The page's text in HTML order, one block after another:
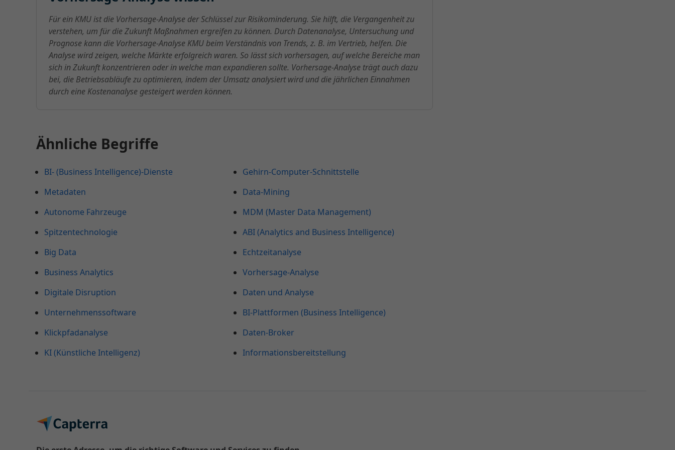
Für ein KMU ist die Vorhersage-Analyse der Schlüssel zur Risikominderung. Sie hilft, die Vergangenheit zu
verstehen, um für die Zukunft Maßnahmen ergreifen zu können. Durch Datenanalyse, Untersuchung und
Prognose kann die Vorhersage-Analyse KMU beim Verständnis von Trends, z. B. im Vertrieb, helfen. Die
Analyse wird zeigen, welche Märkte erfolgreich waren. So lässt sich vorhersagen, auf welche Bereiche man
sich in Zukunft konzentrieren oder in welche man expandieren sollte. Vorhersage-Analyse trägt auch dazu
bei, die Betriebsabläufe zu optimieren, indem der Umsatz analysiert wird und die jährlichen Einnahmen
durch eine Kostenanalyse gesteigert werden können.
Ähnliche Begriffe
BI- (Business Intelligence)-Dienste
Metadaten
Autonome Fahrzeuge
Spitzentechnologie
Big Data
Business Analytics
Digitale Disruption
Unternehmenssoftware
Klickpfadanalyse
KI (Künstliche Intelligenz)
Gehirn-Computer-Schnittstelle
Data-Mining
MDM (Master Data Management)
ABI (Analytics and Business Intelligence)
Echtzeitanalyse
Vorhersage-Analyse
Daten und Analyse
BI-Plattformen (Business Intelligence)
Daten-Broker
Informationsbereitstellung